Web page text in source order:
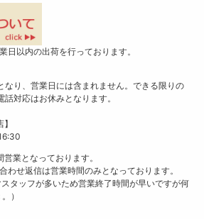
日以内の出荷を行っております。
なり、営業日には含まれません。できる限りの
対応はお休みとなります。
業となっております。
わせ返信は営業時間のみとなっております。
タッフが多いため営業終了時間が早いですが何
）